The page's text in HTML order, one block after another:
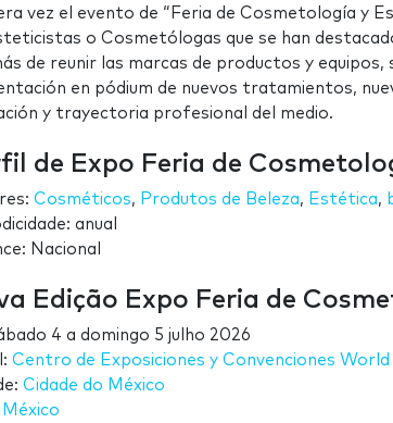
vez el evento de “Feria de Cosmetología y
o Cosmetólogas que se han
de reunir las marcas de productos y
en pódium de nuevos tratamientos,
y trayectoria profesional del medio.
de Expo Feria de
Cosméticos, Produtos de Beleza, Estética,
anual
Nacional
Edição Expo Feria de
4 a domingo 5 julho 2026
Centro de Exposiciones y Convenciones
Cidade do México
México